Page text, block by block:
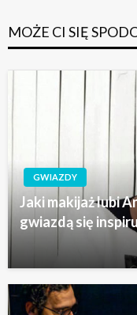
MOŻE CI SIĘ
GWIAZDY
Jaki makijaż lubi
gwiazdą się